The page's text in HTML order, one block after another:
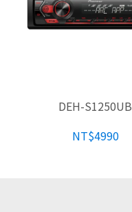
DEH-S1250UB
NT$4990